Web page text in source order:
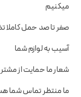
میکنیم
صفر تا صد حمل
آسیب به لوازم شما
شعار ما حمایت از
ما منتظر تماس شما